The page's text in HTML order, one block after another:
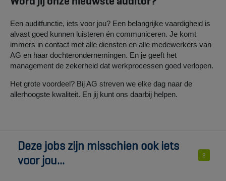
Een auditfunctie, iets voor jou? Een belangrijke vaardigheid is
alvast goed kunnen luisteren én communiceren. Je komt
immers in contact met alle diensten en alle medewerkers van
AG en haar dochterondernemingen. En je geeft het
management de zekerheid dat werkprocessen goed verlopen.
Het grote voordeel? Bij AG streven we elke dag naar de
allerhoogste kwaliteit. En jij kunt ons daarbij helpen.
Deze jobs zijn misschien ook iets
voor jou...
2